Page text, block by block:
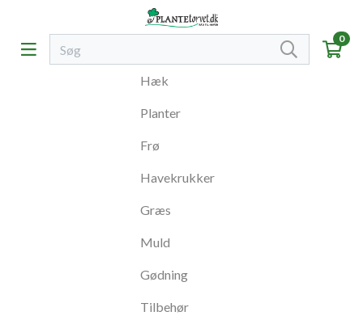
0
Hæk
Planter
Frø
Havekrukker
Græs
Muld
Gødning
Tilbehør